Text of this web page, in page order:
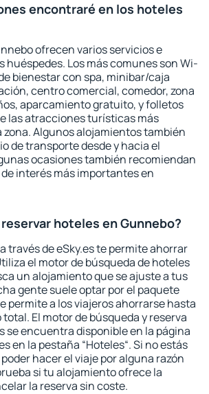
encontraré en los hoteles
ofrecen varios servicios e
huéspedes. Los más comunes son Wi-
bienestar con spa, minibar/caja
centro comercial, comedor, zona
aparcamiento gratuito, y folletos
las atracciones turísticas más
Algunos alojamientos también
de transporte desde y hacia el
ocasiones también recomiendan
interés más importantes en
hoteles en Gunnebo?
través de eSky.es te permite ahorrar
el motor de búsqueda de hoteles
un alojamiento que se ajuste a tus
gente suele optar por el paquete
permite a los viajeros ahorrarse hasta
El motor de búsqueda y reserva
se encuentra disponible en la página
en la pestaña “Hoteles“. Si no estás
hacer el viaje por alguna razón
si tu alojamiento ofrece la
la reserva sin coste.